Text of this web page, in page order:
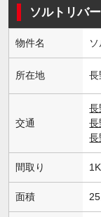
ソルトリバ
物件名
所在地
交通
長
長
長
間取り 1K
面積